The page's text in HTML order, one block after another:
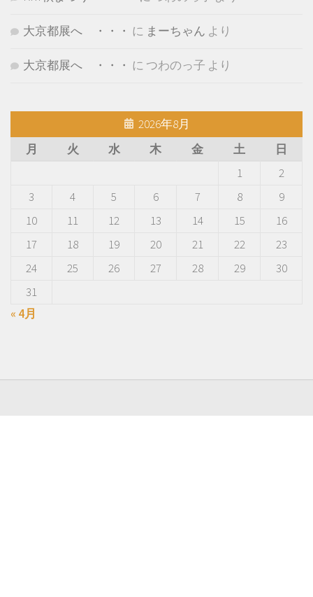
大京都展へ ・・・ に まーちゃん より
大京都展へ ・・・ に つわのっ子 より
2026年8月
月
火 水 木 金 土
日
1
2
3
4 5 6 7 8
9
10
11 12 13 14 15
16
17
18 19 20 21 22
23
24
25 26 27 28 29
30
31
« 4月